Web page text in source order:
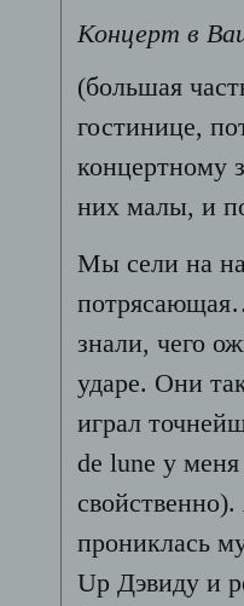
Концерт в
(большая
гостинице,
концертному
них малы, и
Мы сели на
знали, чего
ударе. Они
играл
de lune у
прониклась
Up Дэвиду и